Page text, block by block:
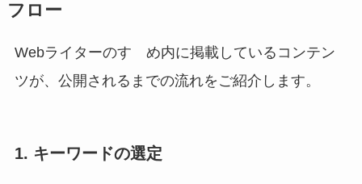
フロー
Webライターのすゝめ内に掲載しているコンテン
ツが、公開されるまでの流れをご紹介します。
1. キーワードの選定